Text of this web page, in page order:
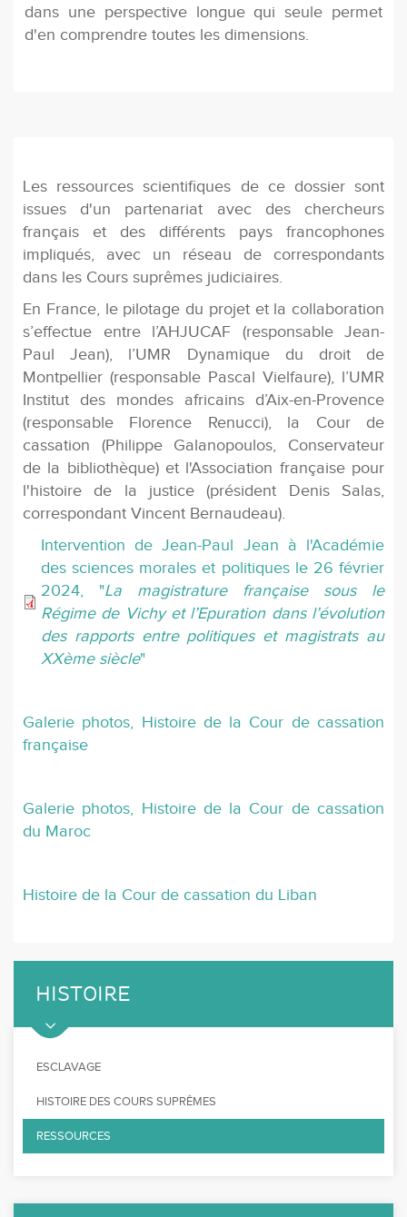
dans une perspective longue qui seule permet
d'en comprendre toutes les dimensions.
Les ressources scientifiques de ce dossier sont
issues d'un partenariat avec des chercheurs
français et des différents pays francophones
impliqués, avec un réseau de correspondants
dans les Cours suprêmes judiciaires.
En France, le pilotage du projet et la collaboration
s’effectue entre l’AHJUCAF (responsable Jean-
Paul Jean), l’UMR Dynamique du droit de
Montpellier (responsable Pascal Vielfaure), l’UMR
Institut des mondes africains d’Aix-en-Provence
(responsable Florence Renucci), la Cour de
cassation (Philippe Galanopoulos, Conservateur
de la bibliothèque) et l'Association française pour
l'histoire de la justice (président Denis Salas,
correspondant Vincent Bernaudeau).
Intervention de Jean-Paul Jean à l'Académie
des sciences morales et politiques le 26 février
2024, "La magistrature française sous le
Régime de Vichy et l’Epuration dans l’évolution
des rapports entre politiques et magistrats au
XXème siècle"
Galerie photos, Histoire de la Cour de cassation
française
Galerie photos, Histoire de la Cour de cassation
du Maroc
Histoire de la Cour de cassation du Liban
HISTOIRE
ESCLAVAGE
HISTOIRE DES COURS SUPRÊMES
RESSOURCES